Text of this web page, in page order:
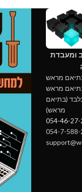
ומעבדת
מראש
מראש
(בתיאם
מראש)